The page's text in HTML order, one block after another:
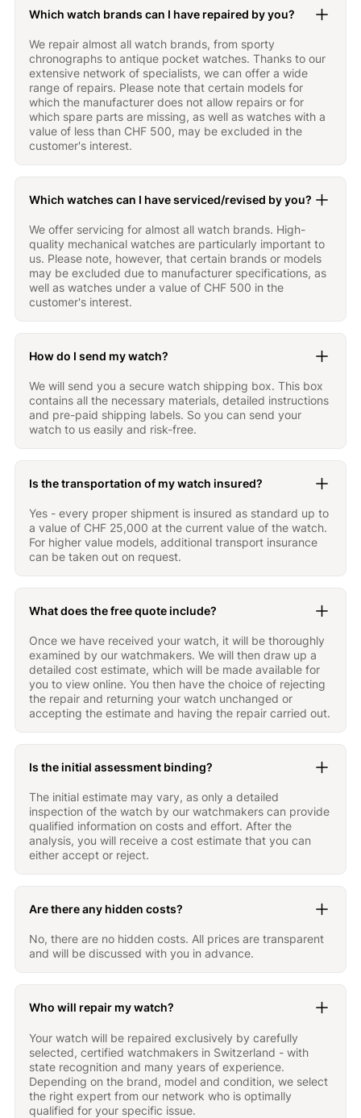
Which watch brands can I have repaired by you?
We repair almost all watch brands, from sporty
chronographs to antique pocket watches. Thanks to our
extensive network of specialists, we can offer a wide
range of repairs. Please note that certain models for
which the manufacturer does not allow repairs or for
which spare parts are missing, as well as watches with a
value of less than CHF 500, may be excluded in the
customer's interest.
Which watches can I have serviced/revised by you?
We offer servicing for almost all watch brands. High-
quality mechanical watches are particularly important to
us. Please note, however, that certain brands or models
may be excluded due to manufacturer specifications, as
well as watches under a value of CHF 500 in the
customer's interest.
How do I send my watch?
We will send you a secure watch shipping box. This box
contains all the necessary materials, detailed instructions
and pre-paid shipping labels. So you can send your
watch to us easily and risk-free.
Is the transportation of my watch insured?
Yes - every proper shipment is insured as standard up to
a value of CHF 25,000 at the current value of the watch.
For higher value models, additional transport insurance
can be taken out on request.
What does the free quote include?
Once we have received your watch, it will be thoroughly
examined by our watchmakers. We will then draw up a
detailed cost estimate, which will be made available for
you to view online. You then have the choice of rejecting
the repair and returning your watch unchanged or
accepting the estimate and having the repair carried out.
Is the initial assessment binding?
The initial estimate may vary, as only a detailed
inspection of the watch by our watchmakers can provide
qualified information on costs and effort. After the
analysis, you will receive a cost estimate that you can
either accept or reject.
Are there any hidden costs?
No, there are no hidden costs. All prices are transparent
and will be discussed with you in advance.
Who will repair my watch?
Your watch will be repaired exclusively by carefully
selected, certified watchmakers in Switzerland - with
state recognition and many years of experience.
Depending on the brand, model and condition, we select
the right expert from our network who is optimally
qualified for your specific issue.